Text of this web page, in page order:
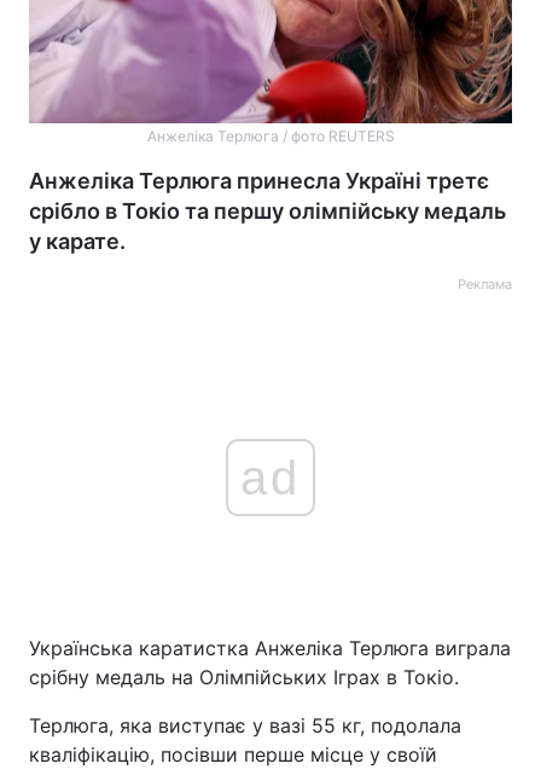
Головна Війна
Економіка Світ
Анжеліка Терлюга / фото REUTERS
Анжеліка Терлюга принесла Україні третє
срібло в Токіо та першу олімпійську медаль
у карате.
Реклама
ad
Українська каратистка Анжеліка Терлюга виграла
срібну медаль на Олімпійських Іграх в Токіо.
Терлюга, яка виступає у вазі 55 кг, подолала
кваліфікацію, посівши перше місце у своїй